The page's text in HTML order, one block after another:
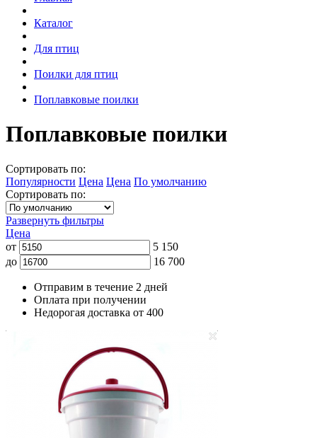
Каталог
Для птиц
Поилки для птиц
Поплавковые поилки
Поплавковые поилки
Сортировать по:
Популярности Цена Цена По умолчанию
Сортировать по:
Развернуть фильтры
Цена
от
5 150
до
16 700
Отправим в течение 2 дней
Оплата при получении
Недорогая доставка от 400